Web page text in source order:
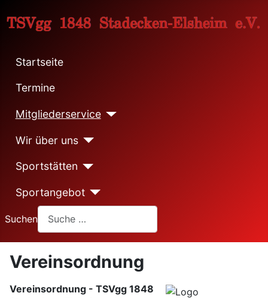
Startseite
Termine
Mitgliederservice
Wir über uns
Sportstätten
Sportangebot
Suchen
Vereinsordnung
Vereinsordnung - TSVgg 1848